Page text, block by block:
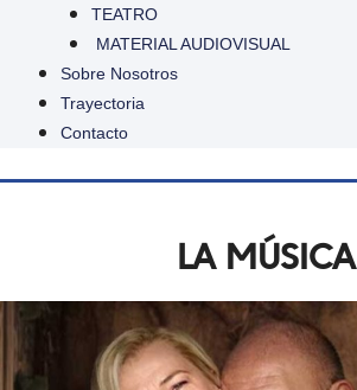
TEATRO
MATERIAL AUDIOVISUAL
Sobre Nosotros
Trayectoria
Contacto
LA MÚSICA